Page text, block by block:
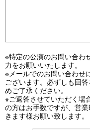
※特定の公演のお問い合わ
力をお願いいたします。
※メールでのお問い合わせ
ございます。必ずしも回
めご了承ください。
※ご返答させていただく場
の方はお手数ですが、営
きます様お願い致します。